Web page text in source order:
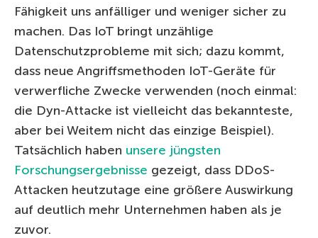
Fähigkeit uns anfälliger und weniger sicher zu
machen. Das IoT bringt unzählige
Datenschutzprobleme mit sich; dazu kommt,
dass neue Angriffsmethoden IoT-Geräte für
verwerfliche Zwecke verwenden (noch einmal:
die Dyn-Attacke ist vielleicht das bekannteste,
aber bei Weitem nicht das einzige Beispiel).
Tatsächlich haben unsere jüngsten
Forschungsergebnisse gezeigt, dass DDoS-
Attacken heutzutage eine größere Auswirkung
auf deutlich mehr Unternehmen haben als je
zuvor.